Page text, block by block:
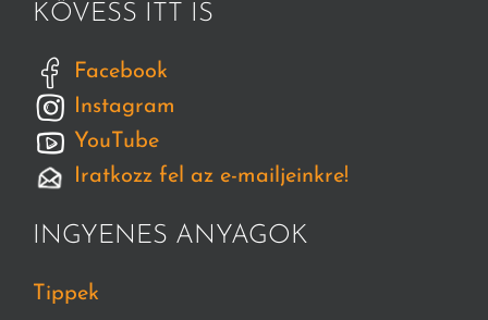
KÖVESS ITT IS
Facebook
Instagram
YouTube
Iratkozz fel az e-mailjeinkre!
INGYENES ANYAGOK
Tippek